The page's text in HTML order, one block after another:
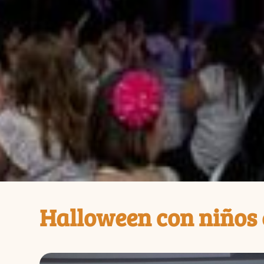
Halloween con